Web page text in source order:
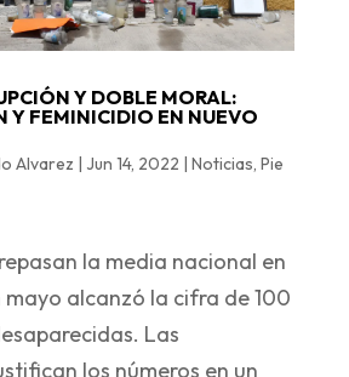
Y DOBLE MORAL:
Y FEMINICIDIO EN NUEVO
Alvarez | Jun 14, 2022 | Noticias, Pie
la media nacional en
mayo alcanzó la cifra de 100
Las
los números en un